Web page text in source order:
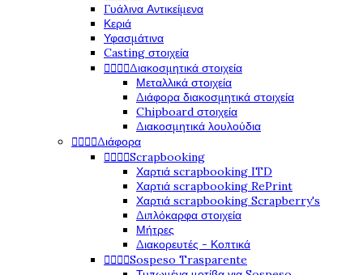
Γυάλινα Αντικείμενα
Κεριά
Υφασμάτινα
Casting στοιχεία
Διακοσμητικά στοιχεία
Μεταλλικά στοιχεία
Διάφορα διακοσμητικά στοιχεία
Chipboard στοιχεία
Διακοσμητικά λουλούδια
Διάφορα
Scrapbooking
Χαρτιά scrapbooking ITD
Χαρτιά scrapbooking RePrint
Χαρτιά scrapbooking Scrapberry's
Διπλόκαρφα στοιχεία
Μήτρες
Διακορευτές - Κοπτικά
Sospeso Trasparente